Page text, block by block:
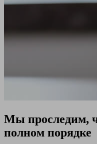
Мы проследим,
полном порядке